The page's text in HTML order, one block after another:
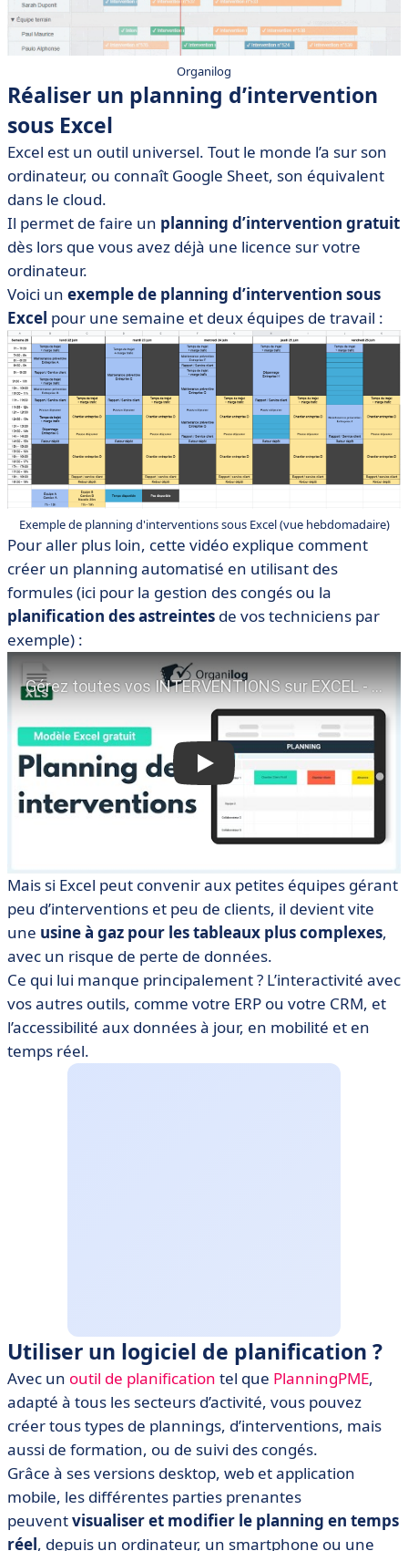
Organilog
Réaliser un planning d’intervention
sous Excel
Excel est un outil universel. Tout le monde l’a sur son
ordinateur, ou connaît Google Sheet, son équivalent
dans le cloud.
Il permet de faire un planning d’intervention gratuit
dès lors que vous avez déjà une licence sur votre
ordinateur.
Voici un exemple de planning d’intervention sous
Excel pour une semaine et deux équipes de travail :
Exemple de planning d'interventions sous Excel (vue hebdomadaire)
Pour aller plus loin, cette vidéo explique comment
créer un planning automatisé en utilisant des
formules (ici pour la gestion des congés ou la
planification des astreintes de vos techniciens par
exemple) :
Mais si Excel peut convenir aux petites équipes gérant
peu d’interventions et peu de clients, il devient vite
une usine à gaz pour les tableaux plus complexes,
avec un risque de perte de données.
Ce qui lui manque principalement ? L’interactivité avec
vos autres outils, comme votre ERP ou votre CRM, et
l’accessibilité aux données à jour, en mobilité et en
temps réel.
Utiliser un logiciel de planification ?
Avec un outil de planification tel que PlanningPME,
adapté à tous les secteurs d’activité, vous pouvez
créer tous types de plannings, d’interventions, mais
aussi de formation, ou de suivi des congés.
Grâce à ses versions desktop, web et application
mobile, les différentes parties prenantes
peuventvisualiser et modifier le planning en temps
réel, depuis un ordinateur, un smartphone ou une